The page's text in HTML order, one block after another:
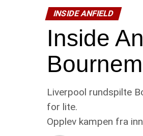
INSIDE ANFIELD
Inside
Liverpool rundspilte
for lite.
Opplev kampen fra